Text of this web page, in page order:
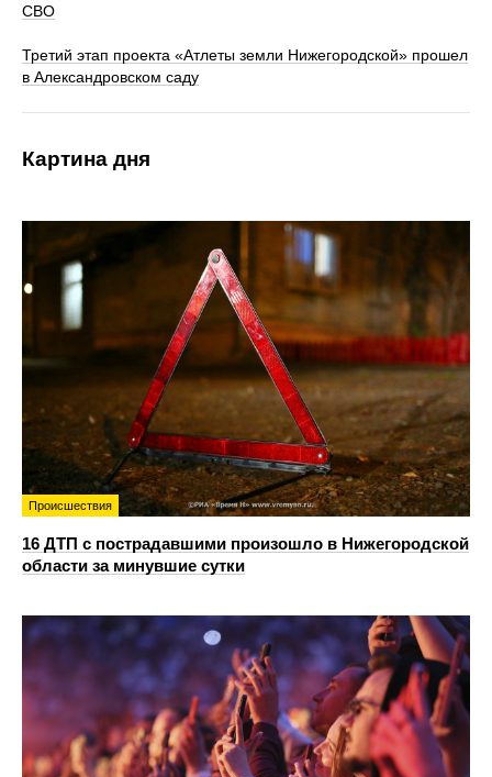
СВО
Третий этап проекта «Атлеты земли Нижегородской» прошел
в Александровском саду
Картина дня
Происшествия
16 ДТП с пострадавшими произошло в Нижегородской
области за минувшие сутки